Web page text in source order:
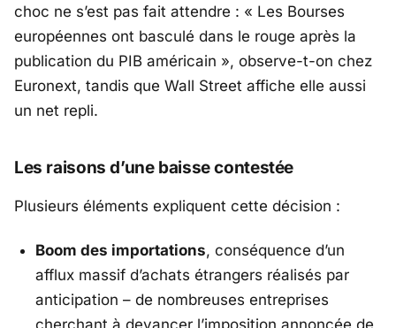
choc ne s’est pas fait attendre : « Les Bourses
européennes ont basculé dans le rouge après la
publication du PIB américain », observe-t-on chez
Euronext, tandis que Wall Street affiche elle aussi
un net repli.
Les raisons d’une baisse contestée
Plusieurs éléments expliquent cette décision :
Boom des importations, conséquence d’un
afflux massif d’achats étrangers réalisés par
anticipation – de nombreuses entreprises